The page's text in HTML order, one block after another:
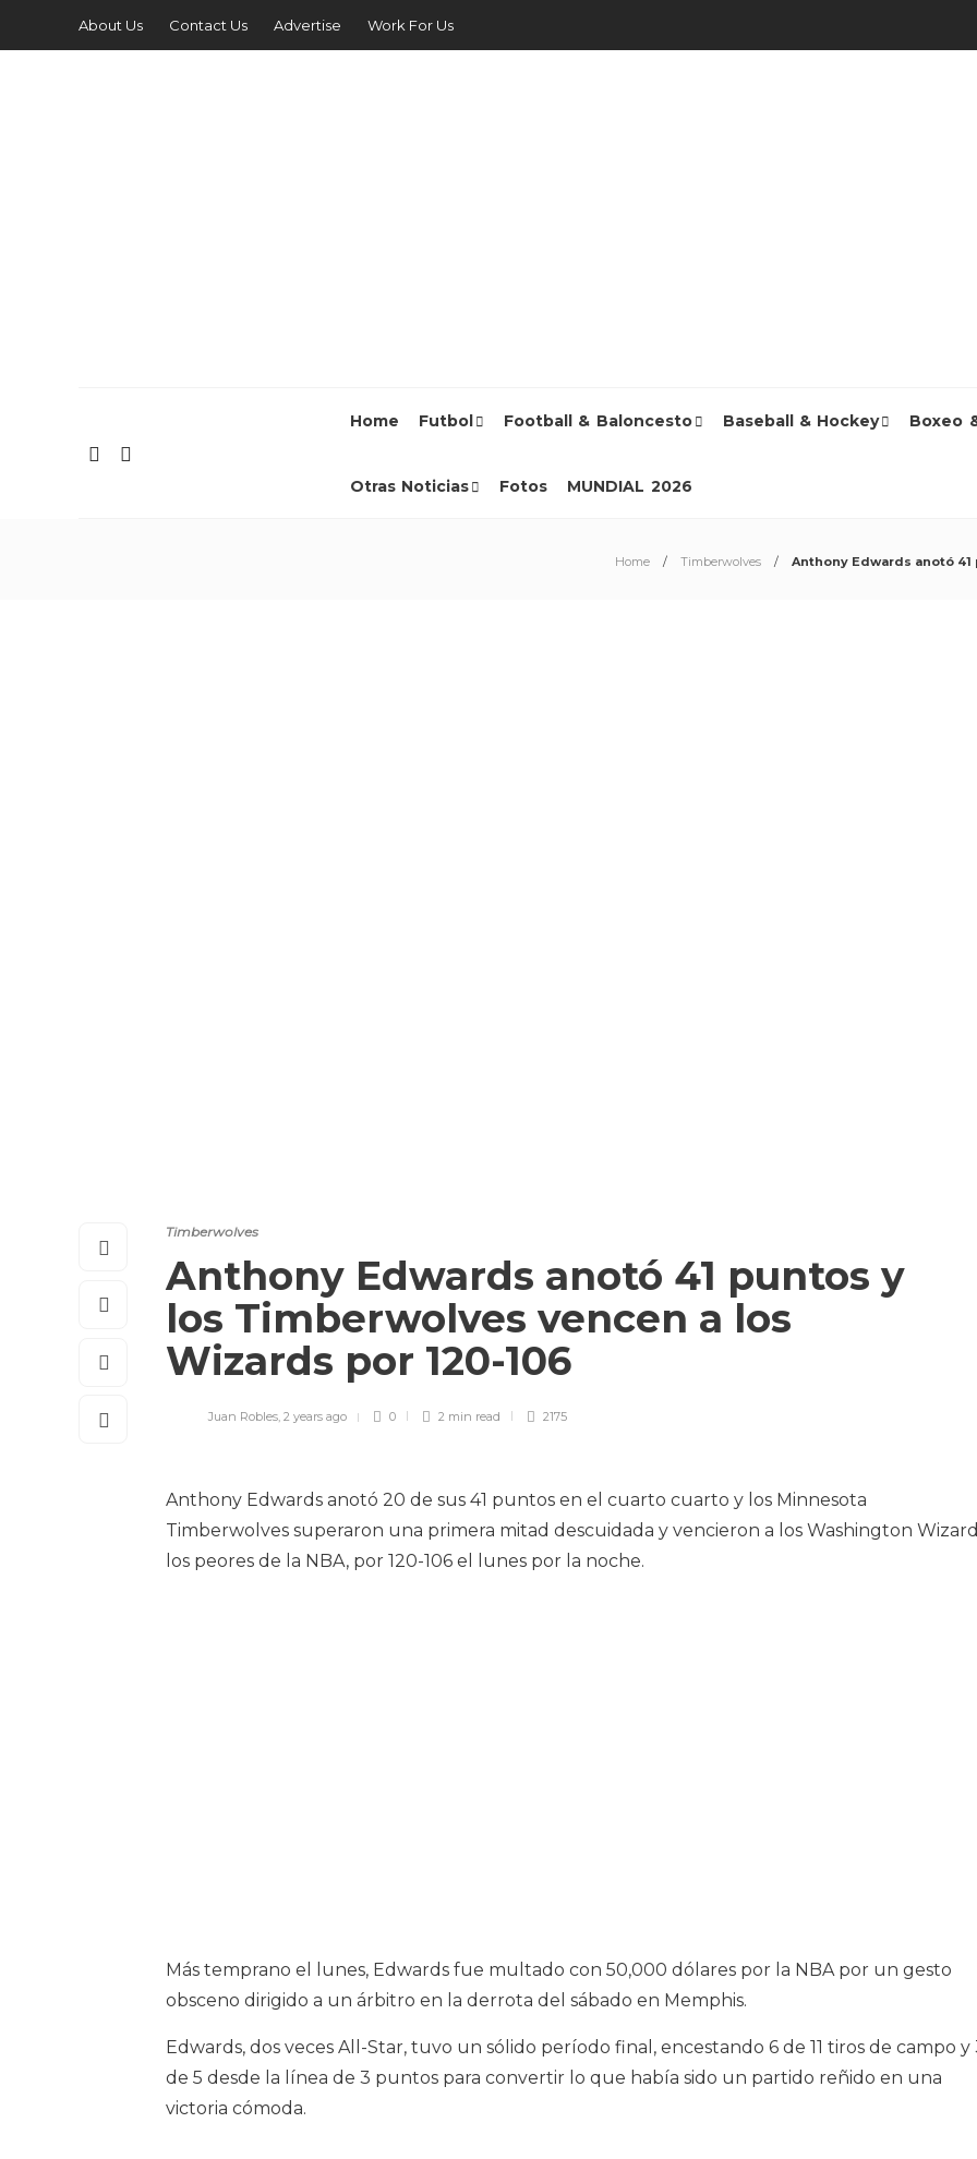
About Us Contact Us Advertise Work For Us
Home Futbol Football & Baloncesto Baseball & Hockey Boxeo
Otras Noticias Fotos MUNDIAL 2026
Home Timberwolves Anthony Edwards anotó
Timberwolves
Anthony Edwards anotó 41 puntos y
los Timberwolves vencen a los
Wizards por 120-106
Juan Robles, 2 years ago 0 2 min read 2175
Anthony Edwards anotó 20 de sus 41 puntos en el cuarto cuarto y los Minnesota
Timberwolves superaron una primera mitad descuidada y vencieron a los Washington
los peores de la NBA, por 120-106 el lunes por la noche.
Más temprano el lunes, Edwards fue multado con 50,000 dólares por la NBA por un gesto
obsceno dirigido a un árbitro en la derrota del sábado en Memphis.
Edwards, dos veces All-Star, tuvo un sólido período final, encestando 6 de 11 tiros de campo y
de 5 desde la línea de 3 puntos para convertir lo que había sido un partido reñido en una
victoria cómoda.